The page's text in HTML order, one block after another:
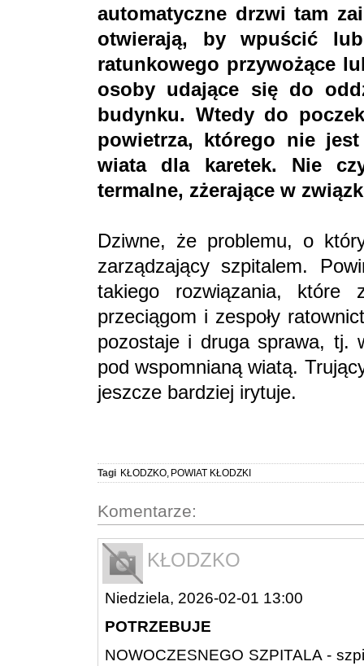
automatyczne drzwi tam
otwierają, by wpuścić
ratunkowego przywożące
osoby udające się do
budynku. Wtedy do
powietrza, którego nie
wiata dla karetek. Nie
termalne, zżerające w
Dziwne, że problemu, o
zarządzający szpitalem.
takiego rozwiązania, które
przeciągom i zespoły
pozostaje i druga sprawa, tj.
pod wspomnianą wiatą.
jeszcze bardziej irytuje.
Tagi KŁODZKO, POWIAT KŁODZKI
Komentarze:
KŁODZKO
Niedziela, 2026-02-01 13:00
POTRZEBUJE
NOWOCZESNEGO SZPITALA -